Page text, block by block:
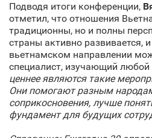
Подводя итоги конференции,
отметил, что отношения
традиционны, но и полны
страны активно развивается,
вьетнамском направлении
специалист, изучающий
ценнее являются такие
Они помогают разным
соприкосновения, лучше
фундамент для будущих